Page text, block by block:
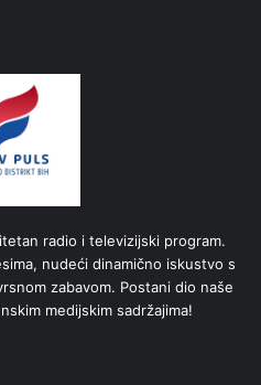
radio i televizijski program.
nudeći dinamično iskustvo s
zabavom. Postani dio naše
medijskim sadržajima!